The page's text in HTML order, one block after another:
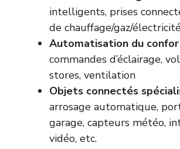
intelligents, prises
de chauffage/gaz/
Automatisation du
commandes d’éclairage,
stores, ventilation
Objets connectés
arrosage automatique,
garage, capteurs météo,
vidéo, etc.